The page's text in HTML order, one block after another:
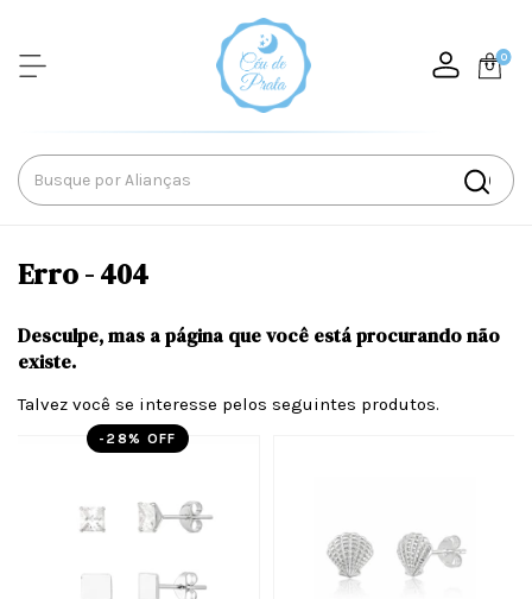
0
Erro - 404
Desculpe, mas a página que você está procurando não
existe.
Talvez você se interesse pelos seguintes produtos.
- 28% OFF